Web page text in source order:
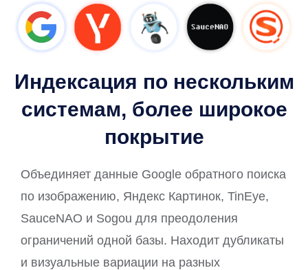
Индексация по нескольким
системам, более широкое
покрытие
Объединяет данные Google обратного поиска
по изображению, Яндекс Картинок, TinEye,
SauceNAO и Sogou для преодоления
ограничений одной базы. Находит дубликаты
и визуальные вариации на разных